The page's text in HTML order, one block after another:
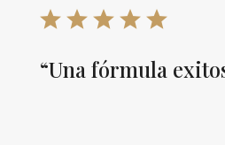
“Una fórmula